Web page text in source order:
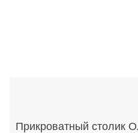
Прикроватный столик